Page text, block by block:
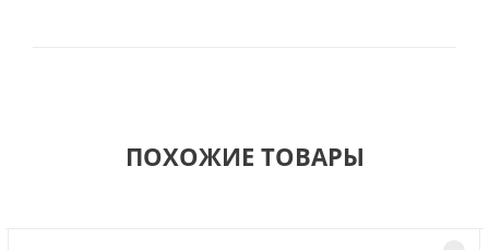
ПОХОЖИЕ ТОВАРЫ